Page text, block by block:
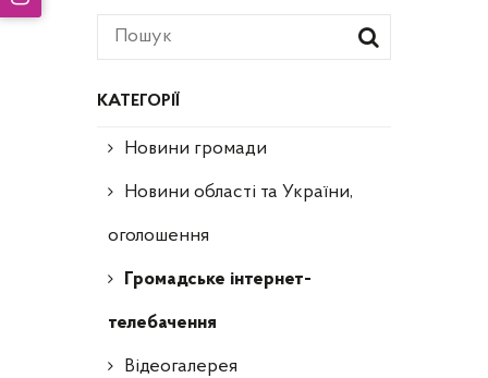
КАТЕГОРІЇ
Новини громади
Новини області та України,
оголошення
Громадське інтернет-
телебачення
Відеогалерея